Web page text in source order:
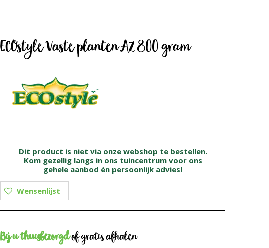
ECOstyle Vaste planten AZ 800 gram
Dit product is niet via onze webshop te bestellen.
Kom gezellig langs in ons tuincentrum voor ons
gehele aanbod én persoonlijk advies!
Bij u thuisbezorgdof gratis afhalen